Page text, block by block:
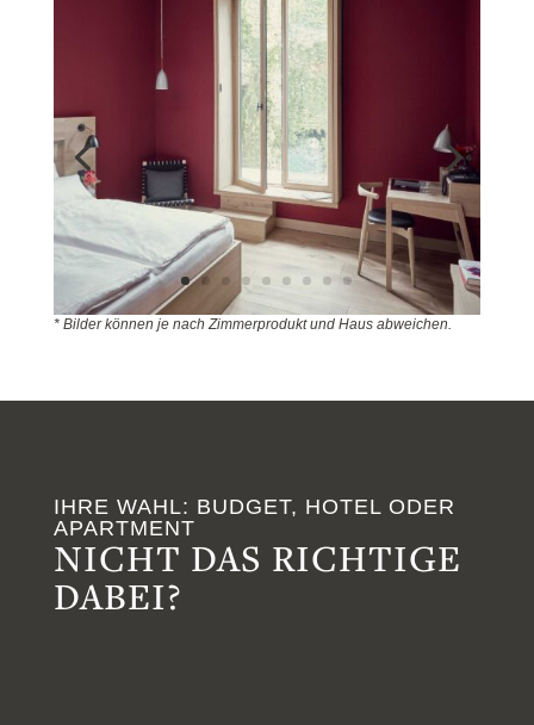
* Bilder können je nach Zimmerprodukt und Haus abweichen.
IHRE WAHL: BUDGET, HOTEL ODER
APARTMENT
NICHT DAS RICHTIGE
DABEI?